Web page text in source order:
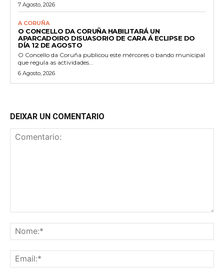
7 Agosto, 2026
A CORUÑA
O CONCELLO DA CORUÑA HABILITARÁ UN
APARCADOIRO DISUASORIO DE CARA Á ECLIPSE DO
DÍA 12 DE AGOSTO
O Concello da Coruña publicou este mércores o bando municipal
que regula as actividades...
6 Agosto, 2026
DEIXAR UN COMENTARIO